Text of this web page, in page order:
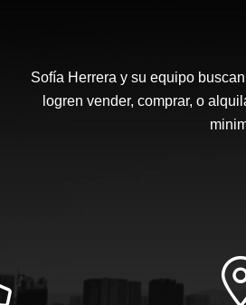
Sofía Herrera y su equipo
logren vender, comprar, o